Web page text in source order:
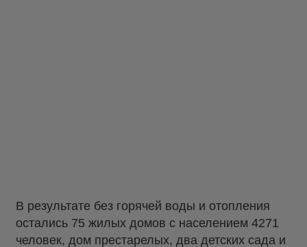
В результате без горячей воды и отопления
остались 75 жилых домов с населением 4271
человек, дом престарелых, два детских сада и